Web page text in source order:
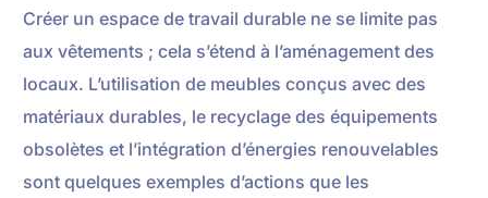
Créer un espace de travail durable ne se limite pas
aux vêtements ; cela s’étend à l’aménagement des
locaux. L’utilisation de meubles conçus avec des
matériaux durables, le recyclage des équipements
obsolètes et l’intégration d’énergies renouvelables
sont quelques exemples d’actions que les